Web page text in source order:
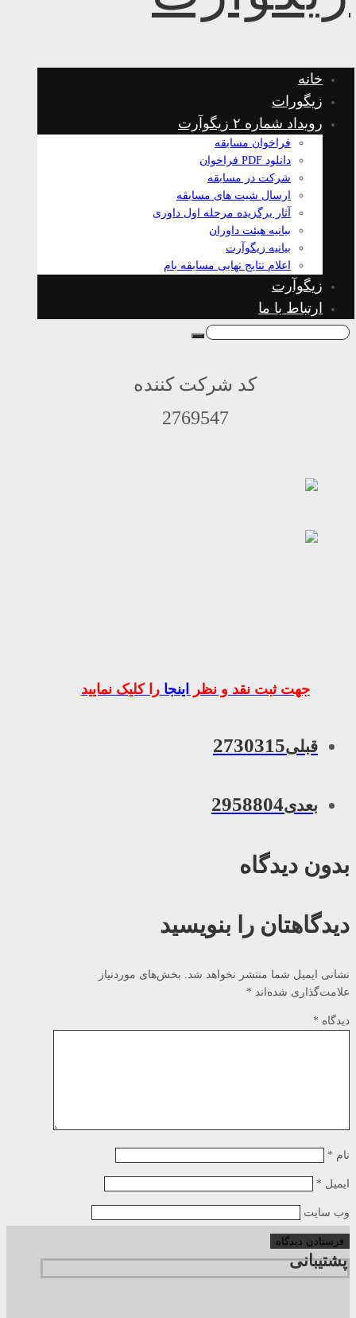
خانه
زیگورات
رویداد شماره ۲ زیگوآرت
فراخوان مسابقه
دانلود PDF فراخوان
شرکت در مسابقه
ارسال شیت های مسابقه
آثار برگزیده مرحله اول داوری
بیانیه هیئت داوران
بیانیه زیگوآرت
اعلام نتایج نهایی مسابقه بام
زیگوآرت
ارتباط با ما
کد شرکت کننده
2769547
جهت ثبت نقد و نظر اینجارا کلیک نمایید
قبلی2730315
بعدی2958804
بدون دیدگاه
دیدگاهتان را بنویسید
نشانی ایمیل شما منتشر نخواهد شد. بخش‌های موردنیاز
علامت‌گذاری شده‌اند *
دیدگاه *
نام *
ایمیل *
وب‌ سایت
پشتیبانی